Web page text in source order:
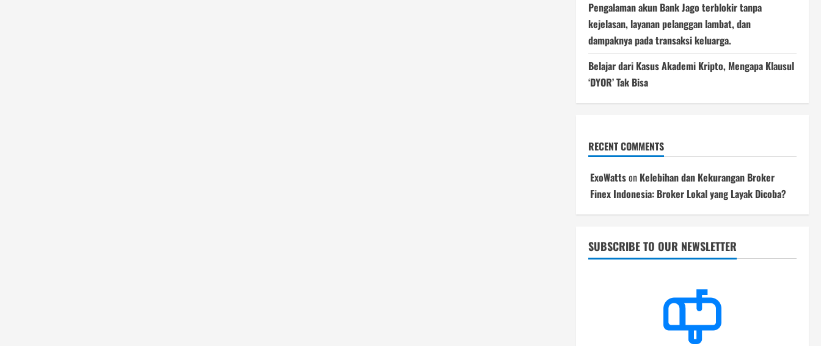
Pengalaman akun Bank Jago terblokir tanpa
kejelasan, layanan pelanggan lambat, dan
dampaknya pada transaksi keluarga.
Belajar dari Kasus Akademi Kripto, Mengapa Klausul
‘DYOR’ Tak Bisa
RECENT COMMENTS
ExoWattson Kelebihan dan Kekurangan Broker
Finex Indonesia: Broker Lokal yang Layak Dicoba?
SUBSCRIBE TO OUR NEWSLETTER